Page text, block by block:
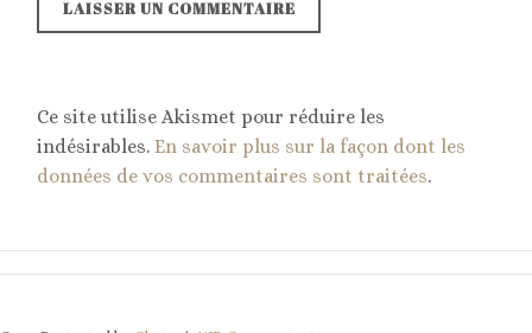
Ce site utilise Akismet pour réduire les
indésirables.En savoir plus sur la façon dont les
données de vos commentaires sont traitées.